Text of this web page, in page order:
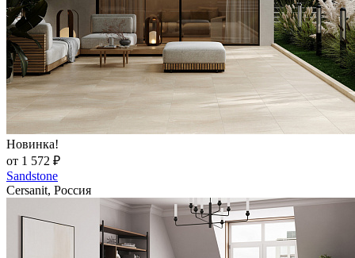
Новинка!
от 1 572 ₽
Sandstone
Cersanit, Россия